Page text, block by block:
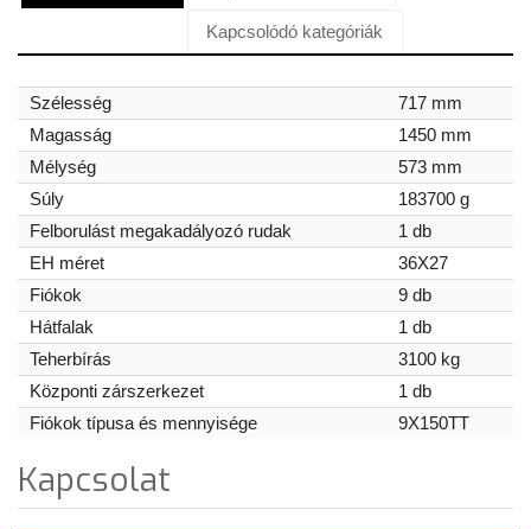
Kapcsolódó kategóriák
Szélesség
717 mm
Magasság
1450 mm
Mélység
573 mm
Súly
183700 g
Felborulást megakadályozó rudak
1 db
EH méret
36X27
Fiókok
9 db
Hátfalak
1 db
Teherbírás
3100 kg
Központi zárszerkezet
1 db
Fiókok típusa és mennyisége
9X150TT
Kapcsolat